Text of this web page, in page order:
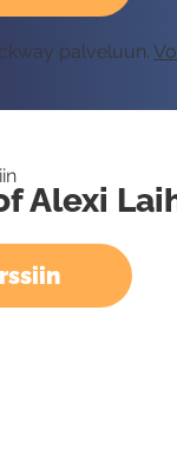
palveluun.
Alexi